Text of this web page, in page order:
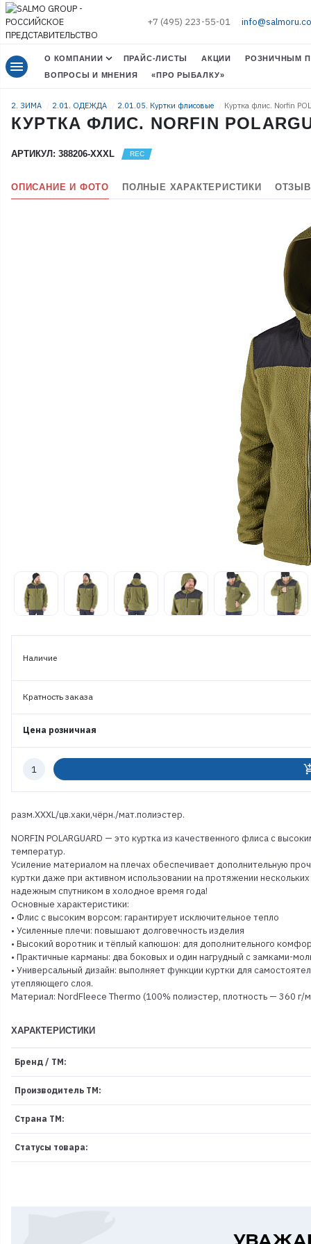
+7 (495) 223-55-01
menu О КОМПАНИИ ПРАЙС-ЛИСТЫ АКЦИИ
РОЗНИЧНЫМ
ВОПРОСЫ И МНЕНИЯ
«ПРО РЫБАЛКУ»
2. ЗИМА 2.01. ОДЕЖДА 2.01.05. Куртки флисовые Куртка флис. Norfin
КУРТКА ФЛИС. NORFIN
АРТИКУЛ: 388206-XXXL
ОПИСАНИЕ И ФОТО ПОЛНЫЕ ХАРАКТЕРИСТИКИ
Наличие
Кратность заказа
Цена розничная
Количество
разм.XXXL/цв.хаки,чёрн./мат.полиэстер.
NORFIN POLARGUARD — это куртка из качественного флиса с
температур.
Усиление материалом на плечах обеспечивает дополнительную
куртки даже при активном использовании на протяжении
надежным спутником в холодное время года!
Основные характеристики:
• Флис с высоким ворсом: гарантирует исключительное тепло
• Усиленные плечи: повышают долговечность изделия
• Высокий воротник и тёплый капюшон: для дополнительного
• Практичные карманы: два боковых и один нагрудный с замками-
• Универсальный дизайн: выполняет функции куртки для
утепляющего слоя.
Материал: NordFleece Thermo (100% полиэстер, плотность — 360 г/
ХАРАКТЕРИСТИКИ
Бренд / ТМ:
Производитель ТМ:
Страна ТМ:
Статусы товара: